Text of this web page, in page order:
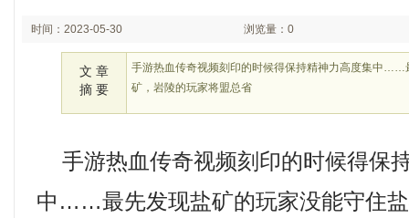
时间：2023-05-30 浏览量：0
文 章
摘 要
手游热血传奇视频刻印的时候得保持精神力高度集中……
矿，岩陵的玩家将盟总省
手游热血传奇视频刻印的时候得保
中……最先发现盐矿的玩家没能守住